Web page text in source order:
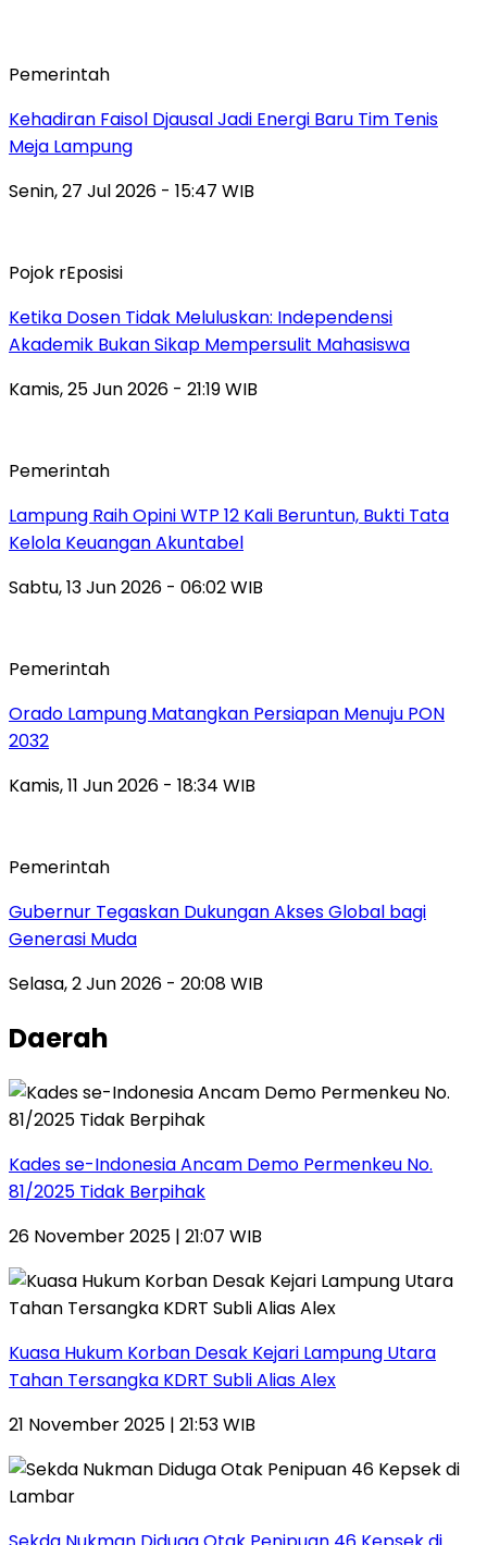
Pemerintah
Kehadiran Faisol Djausal Jadi Energi Baru Tim Tenis
Meja Lampung
Senin, 27 Jul 2026 - 15:47 WIB
Pojok rEposisi
Ketika Dosen Tidak Meluluskan: Independensi
Akademik Bukan Sikap Mempersulit Mahasiswa
Kamis, 25 Jun 2026 - 21:19 WIB
Pemerintah
Lampung Raih Opini WTP 12 Kali Beruntun, Bukti Tata
Kelola Keuangan Akuntabel
Sabtu, 13 Jun 2026 - 06:02 WIB
Pemerintah
Orado Lampung Matangkan Persiapan Menuju PON
2032
Kamis, 11 Jun 2026 - 18:34 WIB
Pemerintah
Gubernur Tegaskan Dukungan Akses Global bagi
Generasi Muda
Selasa, 2 Jun 2026 - 20:08 WIB
Daerah
Kades se-Indonesia Ancam Demo Permenkeu No.
81/2025 Tidak Berpihak
26 November 2025 | 21:07 WIB
Kuasa Hukum Korban Desak Kejari Lampung Utara
Tahan Tersangka KDRT Subli Alias Alex
21 November 2025 | 21:53 WIB